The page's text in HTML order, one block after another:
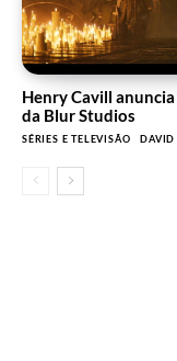
Henry Cavill
da Blur Studios
SÉRIES E TELEVISÃO DAVID